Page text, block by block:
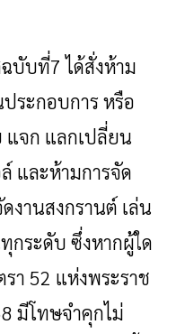
บับที่7 ได้สั่งห้าม
ระกอบการ หรือ
แจก แลกเปลี่ยน
และห้ามการจัด
งานสงกรานต์ เล่น
กระดับ ซึ่งหากผู้ใด
า 52 แห่งพระราช
มีโทษจำคุกไม่